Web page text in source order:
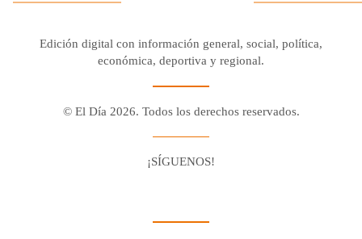
Edición digital con información general, social, política,
económica, deportiva y regional.
© El Día 2026. Todos los derechos reservados.
¡SÍGUENOS!